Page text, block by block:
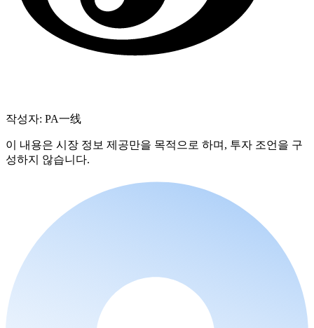
작성자: PA一线
이 내용은 시장 정보 제공만을 목적으로 하며, 투자 조언을 구
성하지 않습니다.